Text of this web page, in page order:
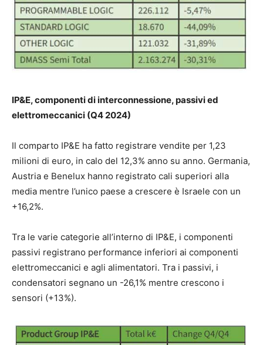
IP&E, componenti di interconnessione, passivi ed
elettromeccanici (Q4 2024)
Il comparto IP&E ha fatto registrare vendite per 1,23
milioni di euro, in calo del 12,3% anno su anno. Germania,
Austria e Benelux hanno registrato cali superiori alla
media mentre l’unico paese a crescere è Israele con un
+16,2%.
Tra le varie categorie all’interno di IP&E, i componenti
passivi registrano performance inferiori ai componenti
elettromeccanici e agli alimentatori. Tra i passivi, i
condensatori segnano un -26,1% mentre crescono i
sensori (+13%).